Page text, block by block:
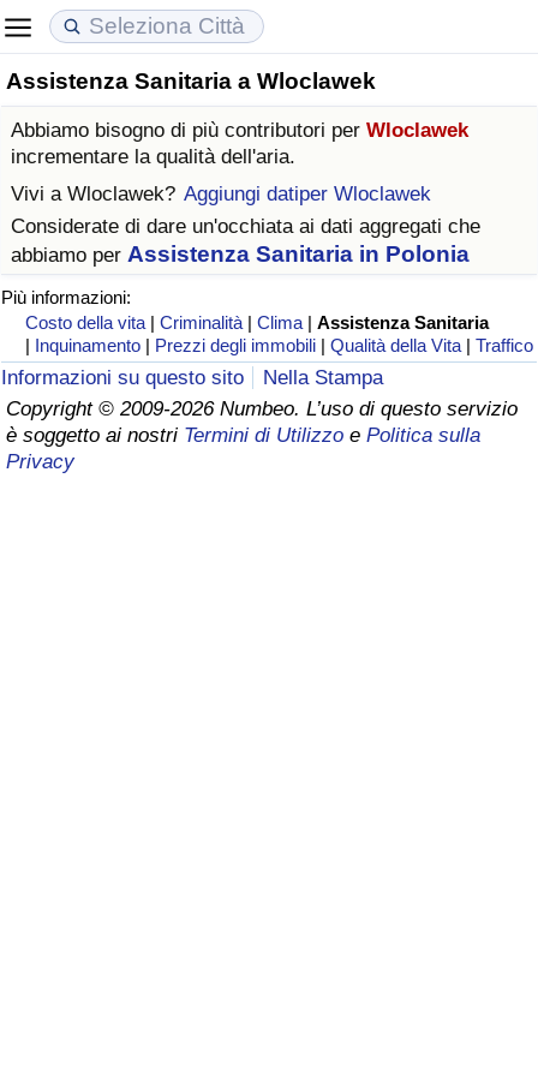
Assistenza Sanitaria a Wloclawek
Abbiamo bisogno di più contributori per Wloclawek
incrementare la qualità dell'aria.
Vivi a Wloclawek? Aggiungi datiper Wloclawek
Considerate di dare un'occhiata ai dati aggregati che
abbiamo per Assistenza Sanitaria in Polonia
Più informazioni:
Costo della vita |Criminalità |Clima |Assistenza Sanitaria
| Inquinamento | Prezzi degli immobili |Qualità della Vita |Traffico
Informazioni su questo sito
Nella Stampa
Copyright © 2009-2026 Numbeo. L’uso di questo servizio
è soggetto ai nostri Termini di Utilizzo e Politica sulla
Privacy
Costo della vita
Indice Del Costo Della Vita (corrente)
Indice Del Costo Della Vita
Indice del Costo della Vita per Nazione
ad Aqaba
Prezzi degli immobili
Indice del Prezzo delle Case (Corrente)
Indice del Prezzo delle Case
Indice del Prezzo delle Case per Nazione
Qualità della Vita
Indice della Qualità della Vita
Indice della Qualità della Vita (Corrente)
Indice della qualità della vita per Paese
Criminalità
Indice del Tasso di Criminalità (Corrente)
Indice della Criminalità